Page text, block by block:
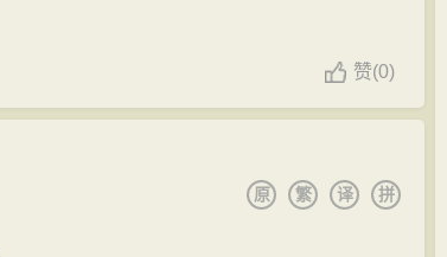
赞(0)
拼
译
繁
原